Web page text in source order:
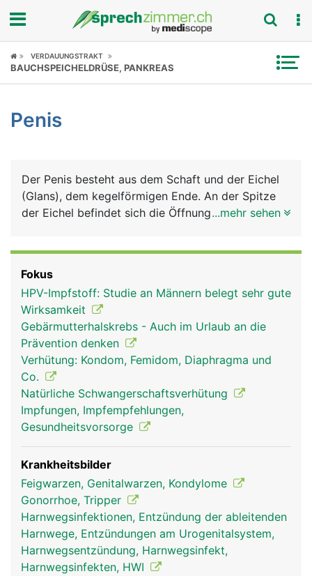
Fokus
Symptome
News
Rubriken
VERDAUUNGSTRAKT
BAUCHSPEICHELDRÜSE, PANKREAS
Penis
Der Penis besteht aus dem Schaft und der Eichel
(Glans), dem kegelförmigen Ende. An der Spitze
der Eichel befindet sich die Öffnung der
Penis wird von 3 schwammartigen Schwellkörpern
gebildet, die sich bei sexueller Erregung mit Blut
füllen. Dadurch wird der Penis grösser und steif
(Erektion). Die beiden grösseren Schwellkörper
liegen nebeneinander, der dritte Schwellkörper
fügt sich von der Unterseite her an, in ihm verläuft
auch die Harnröhre.
...mehr sehen
Fokus
HPV-Impfstoff: Studie an Männern belegt sehr gute
Wirksamkeit
Gebärmutterhalskrebs - Auch im Urlaub an die
Prävention denken
Verhütung: Kondom, Femidom, Diaphragma und
Co.
Natürliche Schwangerschaftsverhütung
Impfungen, Impfempfehlungen,
Gesundheitsvorsorge
Krankheitsbilder
Feigwarzen, Genitalwarzen, Kondylome
Gonorrhoe, Tripper
Harnwegsinfektionen, Entzündung der ableitenden
Harnwege, Entzündungen am Urogenitalsystem,
Harnwegsentzündung, Harnwegsinfekt,
Harnwegsinfekten, HWI